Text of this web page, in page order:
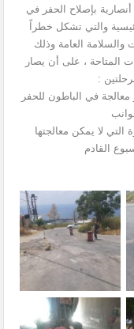
بإصلاح الحفر في
والتي تشكل خطراً
والسلامة العامة وذلك
المتاحة ، على أن يصار
:
معالجة في الباطون للحفر
التي لا يمكن معالجتها
القادم